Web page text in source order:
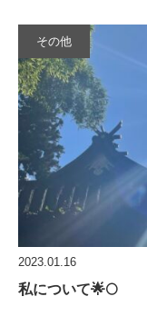
その他
2023.01.16
私について🌟🌕